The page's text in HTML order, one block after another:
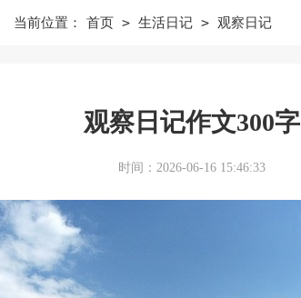
当前位置： 首页 > 生活日记 > 观察日记
观察日记作文300字
时间：2026-06-16 15:46:33